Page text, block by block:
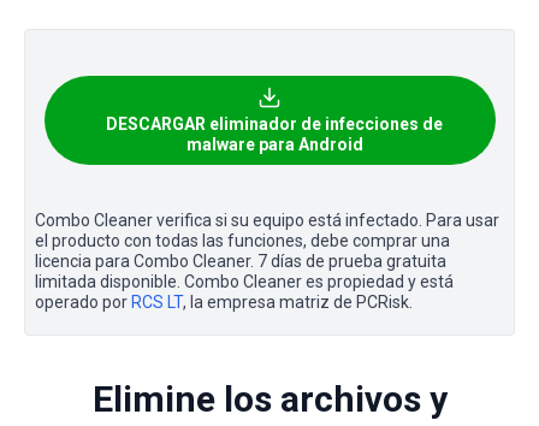
DESCARGAR eliminador de infecciones de
malware para Android
Combo Cleaner verifica si su equipo está infectado. Para usar
el producto con todas las funciones, debe comprar una
licencia para Combo Cleaner. 7 días de prueba gratuita
limitada disponible. Combo Cleaner es propiedad y está
operado por RCS LT, la empresa matriz de PCRisk.
Elimine los archivos y